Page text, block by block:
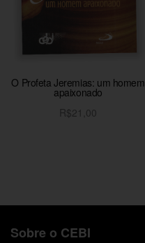
O Profeta Jeremias: um homem
apaixonado
R$21,00
Sobre o CEBI